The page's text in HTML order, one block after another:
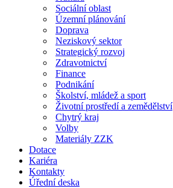
Sociální oblast
Územní plánování
Doprava
Neziskový sektor
Strategický rozvoj
Zdravotnictví
Finance
Podnikání
Školství, mládež a sport
Životní prostředí a zemědělství
Chytrý kraj
Volby
Materiály ZZK
Dotace
Kariéra
Kontakty
Úřední deska